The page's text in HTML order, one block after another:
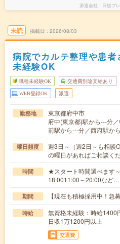
派遣会社 日総ブ
未読 掲載日 2026/08/03
病院でカルテ整理や患者
未経験OK
職種未経験OK 交通費別途支給あり
WEB登録OK 派遣
勤務地
東京都府中市
府中(東京都)駅から---分
前駅から---分／西府駅か
曜日頻度
週3日～（週2日～も相談
の曜日があればご相談く
時間
★スタート時間選べます
18:0011:00～20:00など…
期間 【現在も積極採用中！急
時給
無資格未経験：時給
日収1万1200円以上
交通費